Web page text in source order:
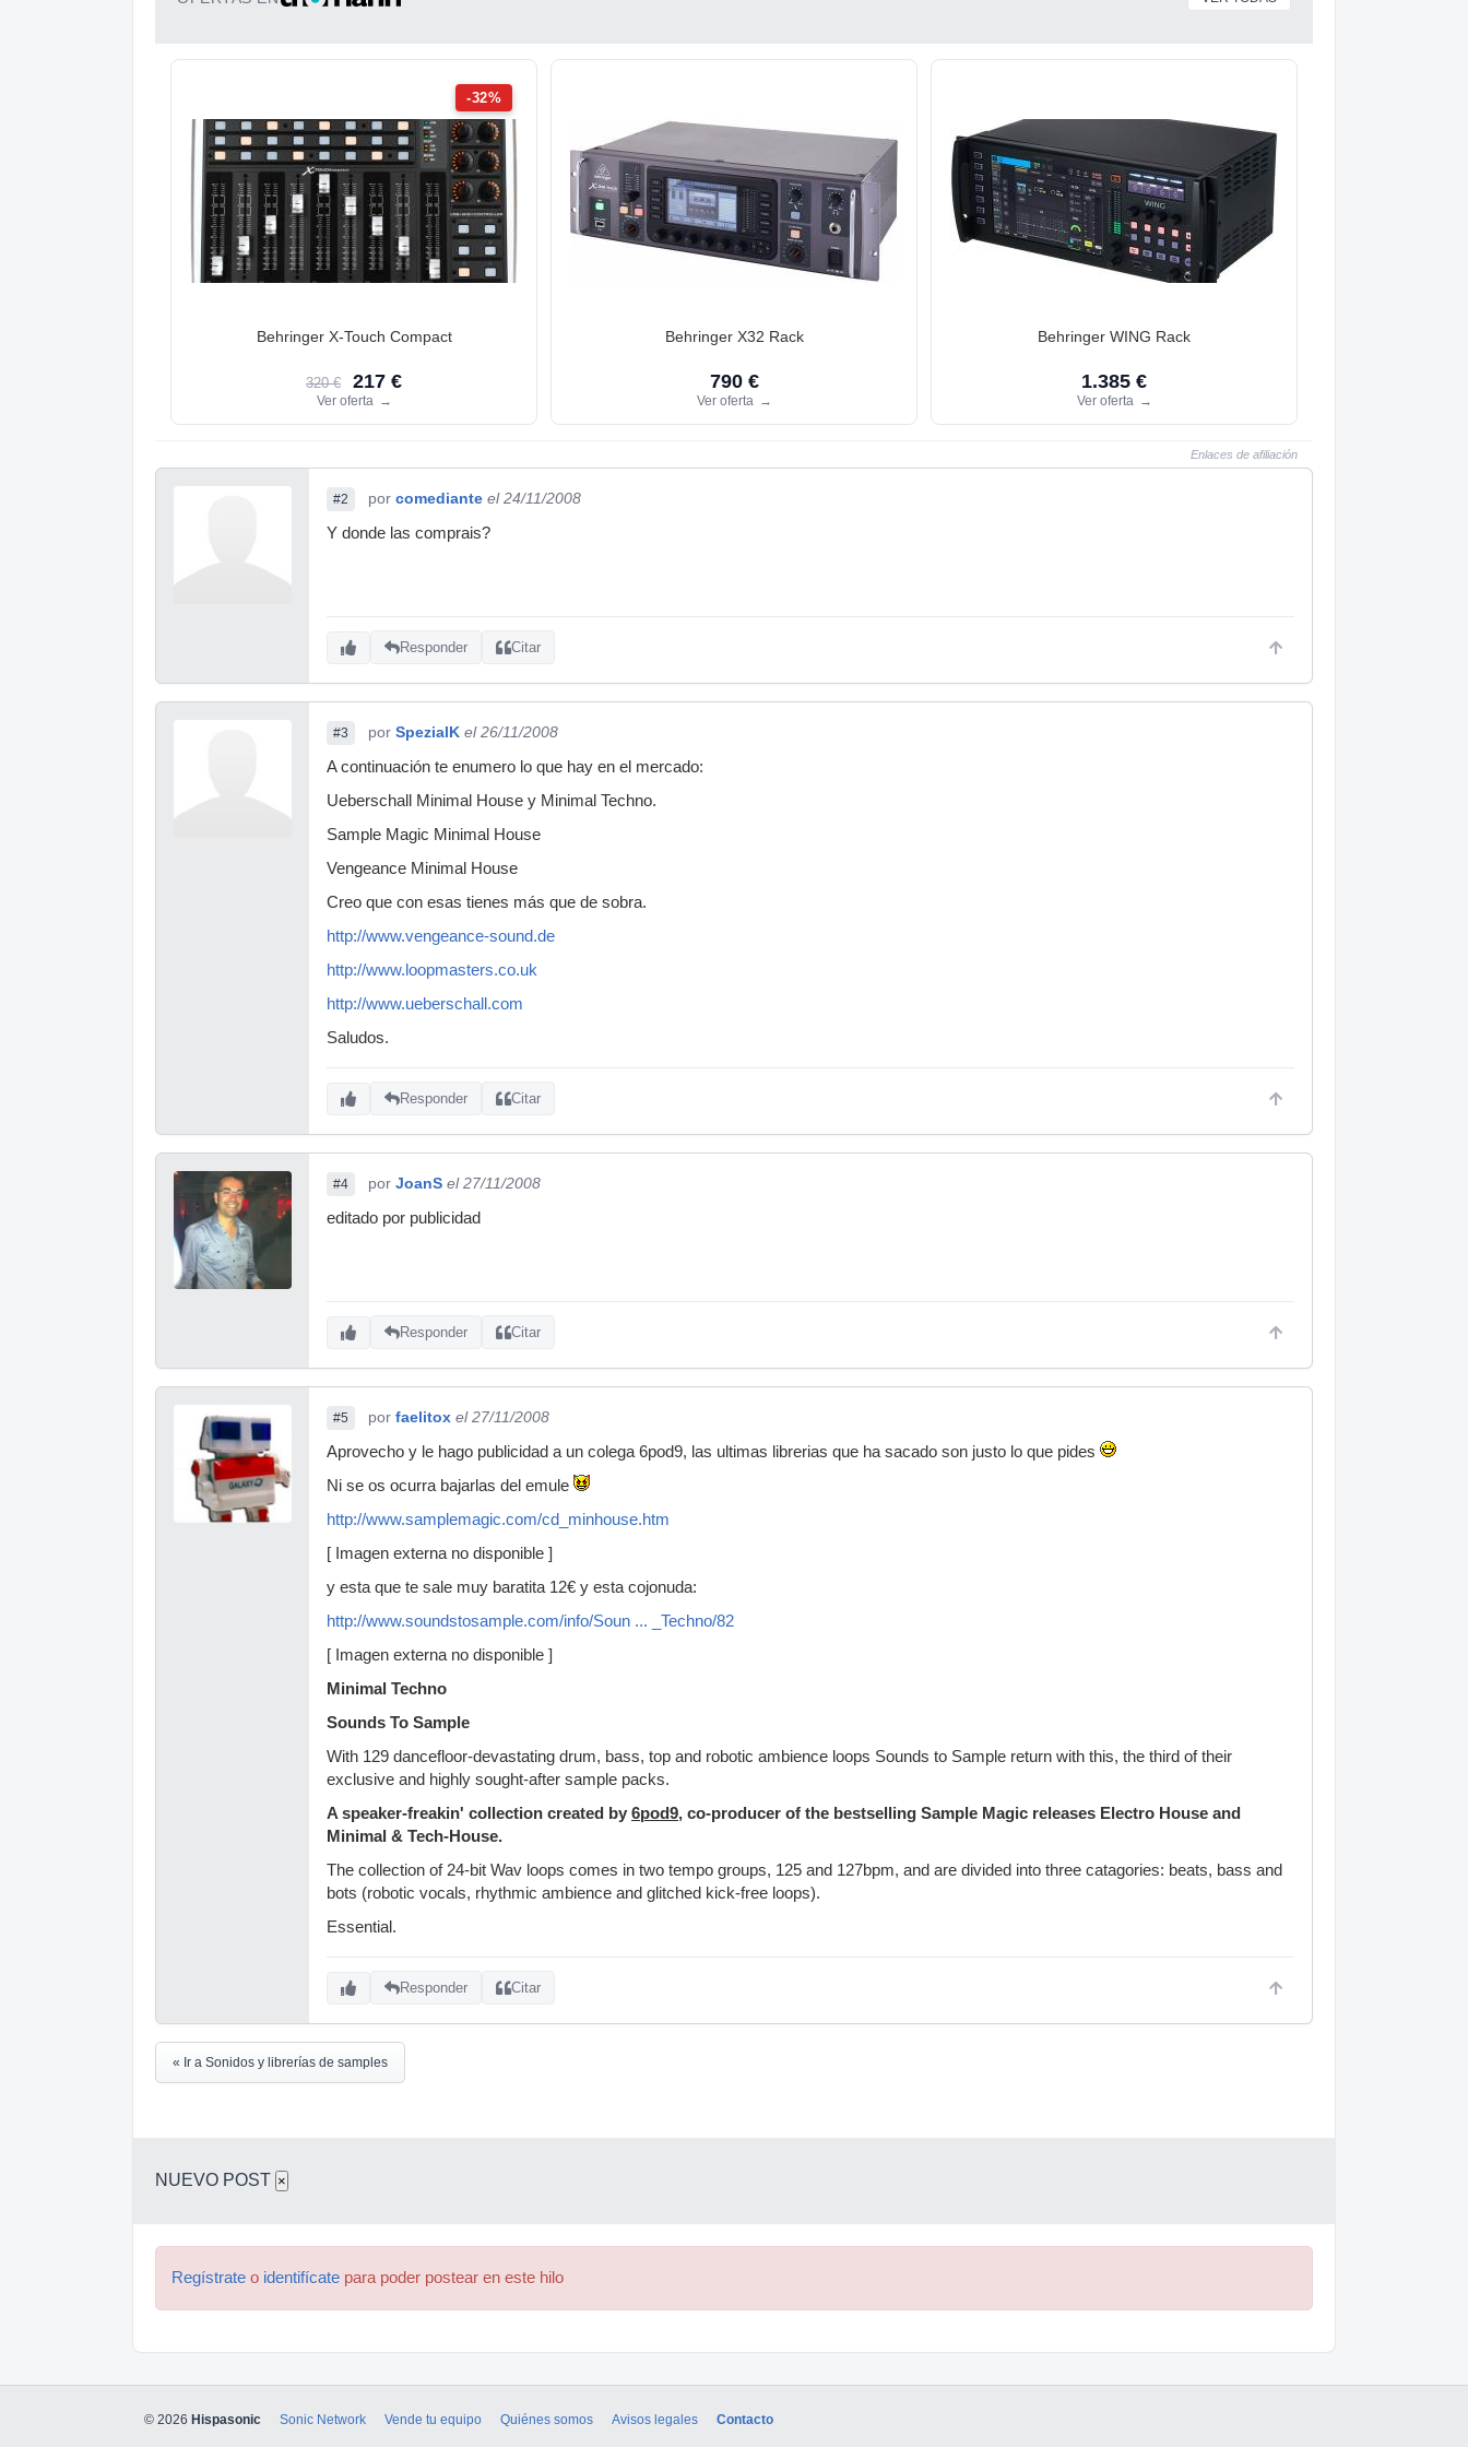
-32%
Behringer X-Touch Compact
320 € 217 €
Ver oferta →
Behringer X32 Rack
790 €
Ver oferta →
Behringer WING Rack
1.385 €
Ver oferta →
Enlaces de afiliación
#2 por comediante el 24/11/2008
Y donde las comprais?
Responder Citar
#3 por SpezialK el 26/11/2008
A continuación te enumero lo que hay en el mercado:
Ueberschall Minimal House y Minimal Techno.
Sample Magic Minimal House
Vengeance Minimal House
Creo que con esas tienes más que de sobra.
http://www.vengeance-sound.de
http://www.loopmasters.co.uk
http://www.ueberschall.com
Saludos.
Responder Citar
#4 por JoanS el 27/11/2008
editado por publicidad
Responder Citar
#5 por faelitox el 27/11/2008
Aprovecho y le hago publicidad a un colega 6pod9, las ultimas librerias que ha sacado son justo lo que pides
Ni se os ocurra bajarlas del emule
http://www.samplemagic.com/cd_minhouse.htm
[ Imagen externa no disponible ]
y esta que te sale muy baratita 12€ y esta cojonuda:
http://www.soundstosample.com/info/Soun ... _Techno/82
[ Imagen externa no disponible ]
Minimal Techno
Sounds To Sample
With 129 dancefloor-devastating drum, bass, top and robotic ambience loops Sounds to Sample return with this, the third of their
exclusive and highly sought-after sample packs.
A speaker-freakin' collection created by 6pod9, co-producer of the bestselling Sample Magic releases Electro House and
Minimal & Tech-House.
The collection of 24-bit Wav loops comes in two tempo groups, 125 and 127bpm, and are divided into three catagories: beats, bass and
bots (robotic vocals, rhythmic ambience and glitched kick-free loops).
Essential.
Responder Citar
« Ir a Sonidos y librerías de samples
NUEVO POST ×
Regístrate o identifícate para poder postear en este hilo
© 2026 Hispasonic Sonic Network Vende tu equipo Quiénes somos Avisos legales Contacto